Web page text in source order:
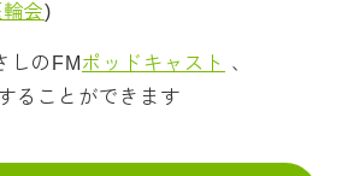
会)
しのFM ポッドキャスト
、
ることができます